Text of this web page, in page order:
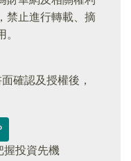
禁止進行轉載、摘
面確認及授權後，
握投資先機